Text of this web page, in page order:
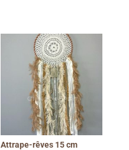
Attrape-rêves 15 cm